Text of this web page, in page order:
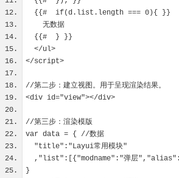
  {{#  if(d.list.length === 0){ }}
    无数据
  {{#  } }}
  </ul>
</script>
//第二步：建立视图。用于呈现渲染结果。
<div id="view"></div>
//第三步：渲染模版
var data = { //数据
  "title":"Layui常用模块"
,"list":[{"modname":"弹层
}